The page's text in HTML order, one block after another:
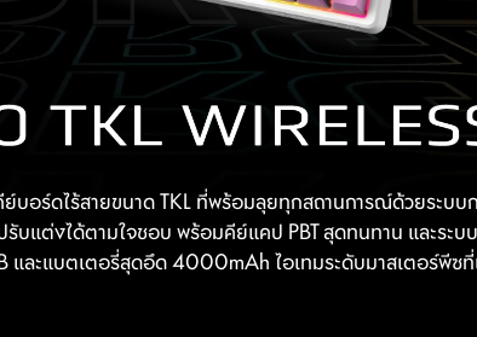
ย์บอร์ดไร้สายขนาด TKL ที่พร้อมลุยทุกสถานการณ์ด้วยร
แต่งได้ตามใจชอบ พร้อมคีย์แคป PBT สุดทนทาน และระ
ละแบตเตอรี่สุดอึด 4000mAh ไอเทมระดับมาสเตอร์พีซที่